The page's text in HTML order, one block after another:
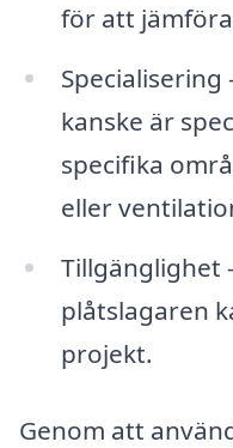
för att
Specialisering
kanske är
specifika
eller
Tillgänglighet
plåtslagaren
projekt.
Genom att